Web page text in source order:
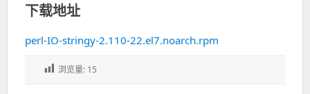
下载地址
perl-IO-stringy-2.110-22.el7.noarch.rpm
浏览量: 15